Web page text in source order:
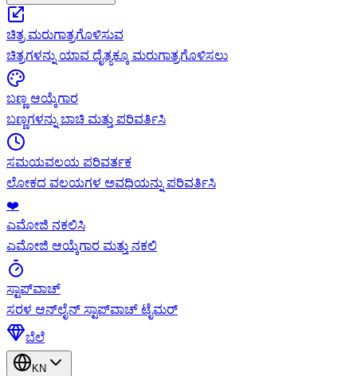
ಚಿತ್ರ ಮರುಗಾತ್ರಗೊಳಿಸುವ
ಚಿತ್ರಗಳನ್ನು ಯಾವ ದೈತ್ಯಕ್ಕೂ ಮರುಗಾತ್ರಗೊಳಿಸಲು
ಬಣ್ಣ ಆಯ್ಕೆಗಾರ
ಬಣ್ಣಗಳನ್ನು ಬಾಚಿ ಮತ್ತು ಪರಿವರ್ತಿಸಿ
ಸಮಯವಲಯ ಪರಿವರ್ತಕ
ಲೋಕದ ವಲಯಗಳ ಅವಧಿಯನ್ನು ಪರಿವರ್ತಿಸಿ
❤️
ಎಮೋಜಿ ನಕಲಿಸಿ
ಎಮೋಜಿ ಆಯ್ಕೆಗಾರ ಮತ್ತು ನಕಲಿ
ಸ್ಟಾಪ್‌ವಾಚ್
ಸರಳ ಆನ್‌ಲೈನ್ ಸ್ಟಾಪ್‌ವಾಚ್ ಟೈಮರ್
ಬೆಲೆ
KN